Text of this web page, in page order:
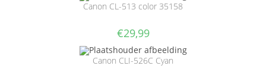
Canon CL-513 color 35158
€29,99
Canon CLI-526C Cyan